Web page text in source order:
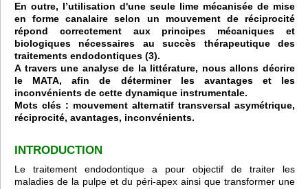
En outre, l’utilisation d'une seule lime mécanisée de mise
en forme canalaire selon un mouvement de réciprocité
répond correctement aux principes mécaniques et
biologiques nécessaires au succès thérapeutique des
traitements endodontiques (3).
A travers une analyse de la littérature, nous allons décrire
le MATA, afin de déterminer les avantages et les
inconvénients de cette dynamique instrumentale.
Mots clés : mouvement alternatif transversal asymétrique,
réciprocité, avantages, inconvénients.
INTRODUCTION
Le traitement endodontique a pour objectif de traiter les
maladies de la pulpe et du péri-apex ainsi que transformer une